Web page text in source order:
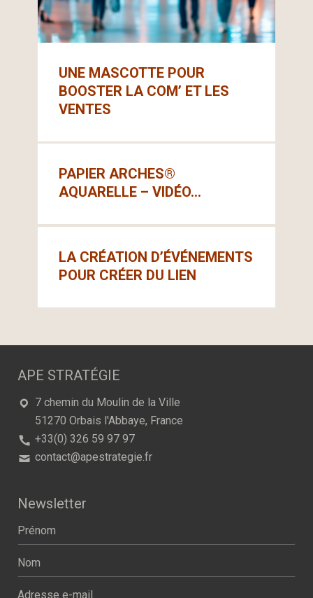
UNE MASCOTTE POUR
BOOSTER LA COM’ ET LES
VENTES
PAPIER ARCHES®
AQUARELLE – VIDÉO…
LA CRÉATION D’ÉVÉNEMENTS
POUR CRÉER DU LIEN
APE STRATÉGIE
7 chemin du Moulin de la Ville
51270 Orbais l'Abbaye, France
+33(0) 326 59 97 97
contact@apestrategie.fr
Newsletter